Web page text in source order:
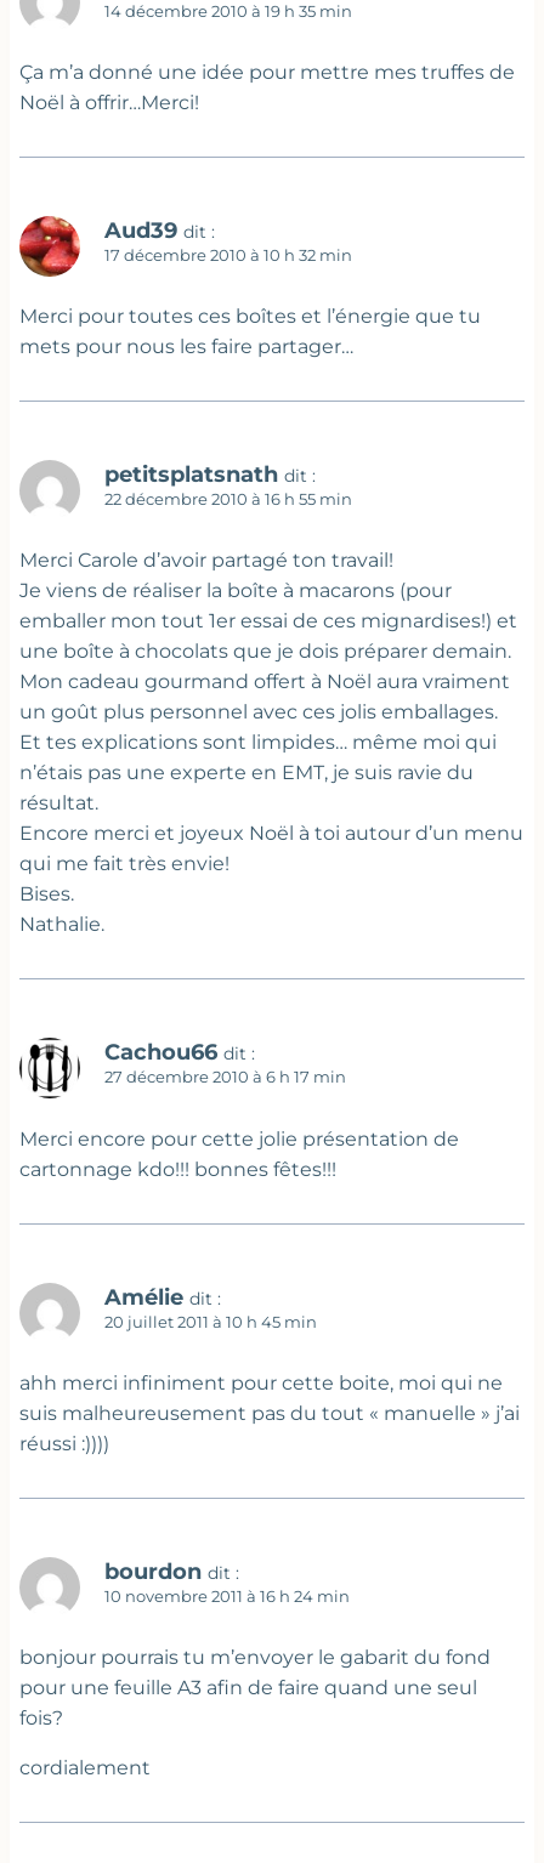
14 décembre 2010 à 19 h 35 min
Ça m’a donné une idée pour mettre mes truffes de
Noël à offrir…Merci!
Aud39 dit :
17 décembre 2010 à 10 h 32 min
Merci pour toutes ces boîtes et l’énergie que tu
mets pour nous les faire partager…
petitsplatsnath dit :
22 décembre 2010 à 16 h 55 min
Merci Carole d’avoir partagé ton travail!
Je viens de réaliser la boîte à macarons (pour
emballer mon tout 1er essai de ces mignardises!) et
une boîte à chocolats que je dois préparer demain.
Mon cadeau gourmand offert à Noël aura vraiment
un goût plus personnel avec ces jolis emballages.
Et tes explications sont limpides… même moi qui
n’étais pas une experte en EMT, je suis ravie du
résultat.
Encore merci et joyeux Noël à toi autour d’un menu
qui me fait très envie!
Bises.
Nathalie.
Cachou66 dit :
27 décembre 2010 à 6 h 17 min
Merci encore pour cette jolie présentation de
cartonnage kdo!!! bonnes fêtes!!!
Amélie dit :
20 juillet 2011 à 10 h 45 min
ahh merci infiniment pour cette boite, moi qui ne
suis malheureusement pas du tout « manuelle » j’ai
réussi :))))
bourdon dit :
10 novembre 2011 à 16 h 24 min
bonjour pourrais tu m’envoyer le gabarit du fond
pour une feuille A3 afin de faire quand une seul
fois?
cordialement